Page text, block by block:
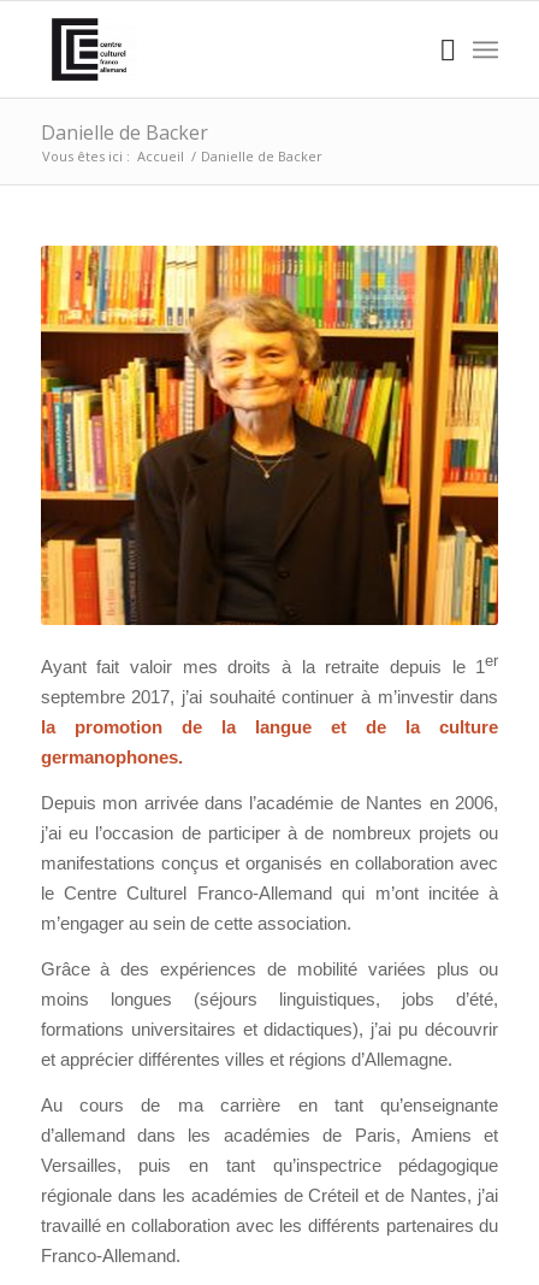
Danielle de Backer
Vous êtes ici : Accueil / Danielle de Backer
Ayant fait valoir mes droits à la retraite depuis le 1er
septembre 2017, j’ai souhaité continuer à m’investir dans
la promotion de la langue et de la culture
germanophones.
Depuis mon arrivée dans l’académie de Nantes en 2006,
j’ai eu l’occasion de participer à de nombreux projets ou
manifestations conçus et organisés en collaboration avec
le Centre Culturel Franco-Allemand qui m’ont incitée à
m’engager au sein de cette association.
Grâce à des expériences de mobilité variées plus ou
moins longues (séjours linguistiques, jobs d’été,
formations universitaires et didactiques), j’ai pu découvrir
et apprécier différentes villes et régions d’Allemagne.
Au cours de ma carrière en tant qu’enseignante
d’allemand dans les académies de Paris, Amiens et
Versailles, puis en tant qu’inspectrice pédagogique
régionale dans les académies de Créteil et de Nantes, j’ai
travaillé en collaboration avec les différents partenaires du
Franco-Allemand.